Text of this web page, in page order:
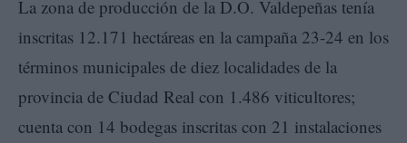
La zona de producción de la D.O. Valdepeñas tenía
inscritas 12.171 hectáreas en la campaña 23-24 en los
términos municipales de diez localidades de la
provincia de Ciudad Real con 1.486 viticultores;
cuenta con 14 bodegas inscritas con 21 instalaciones